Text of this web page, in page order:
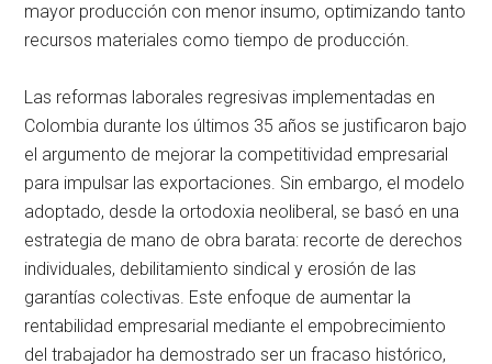
mayor producción con menor insumo, optimizando tanto
recursos materiales como tiempo de producción.
Las reformas laborales regresivas implementadas en
Colombia durante los últimos 35 años se justificaron bajo
el argumento de mejorar la competitividad empresarial
para impulsar las exportaciones. Sin embargo, el modelo
adoptado, desde la ortodoxia neoliberal, se basó en una
estrategia de mano de obra barata: recorte de derechos
individuales, debilitamiento sindical y erosión de las
garantías colectivas. Este enfoque de aumentar la
rentabilidad empresarial mediante el empobrecimiento
del trabajador ha demostrado ser un fracaso histórico,